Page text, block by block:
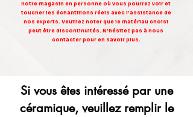
notre magasin en personne où vous pourrez voir et
toucher les échantillons réels avec l'assistance de
nos experts. Veuillez noter que le matériau choisi
peut être discontinuités. N'hésitez pas à nous
contacter pour en savoir plus.
Si vous êtes intéressé par une
céramique, veuillez remplir le